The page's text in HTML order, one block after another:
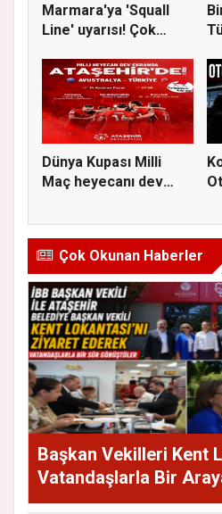
Marmara'ya 'Squall
Line' uyarısı! Çok
Dünya Kupası Milli
Maç heyecanı dev
Çok Okunan Haberler
Başkan Vekilleri Kent
Vatandaşlarla Bir